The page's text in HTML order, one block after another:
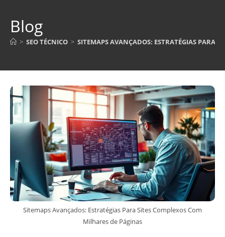
Blog
> SEO TÉCNICO > SITEMAPS AVANÇADOS: ESTRATÉGIAS PARA
Sitemaps Avançados: Estratégias Para Sites Complexos Com
Milhares de Páginas